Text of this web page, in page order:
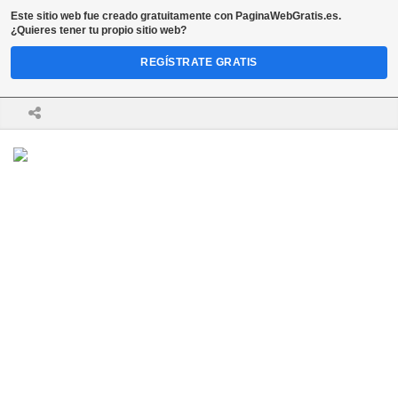
Este sitio web fue creado gratuitamente con PaginaWebGratis.es.
¿Quieres tener tu propio sitio web?
REGÍSTRATE GRATIS